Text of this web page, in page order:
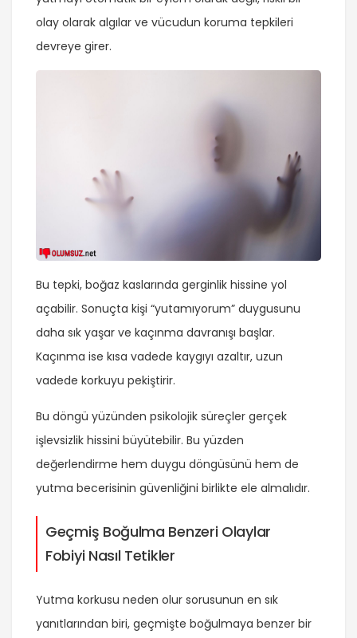
olay olarak algılar ve vücudun koruma tepkileri
devreye girer.
Bu tepki, boğaz kaslarında gerginlik hissine yol
açabilir. Sonuçta kişi “yutamıyorum” duygusunu
daha sık yaşar ve kaçınma davranışı başlar.
Kaçınma ise kısa vadede kaygıyı azaltır, uzun
vadede korkuyu pekiştirir.
Bu döngü yüzünden psikolojik süreçler gerçek
işlevsizlik hissini büyütebilir. Bu yüzden
değerlendirme hem duygu döngüsünü hem de
yutma becerisinin güvenliğini birlikte ele almalıdır.
Geçmiş Boğulma Benzeri Olaylar
Fobiyi Nasıl Tetikler
Yutma korkusu neden olur sorusunun en sık
yanıtlarından biri, geçmişte boğulmaya benzer bir